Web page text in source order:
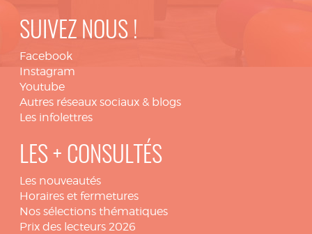
SUIVEZ NOUS !
Facebook
Instagram
Youtube
Autres réseaux sociaux & blogs
Les infolettres
LES + CONSULTÉS
Les nouveautés
Horaires et fermetures
Nos sélections thématiques
Prix des lecteurs 2026